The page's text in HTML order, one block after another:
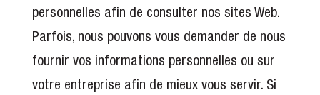
personnelles afin de consulter nos sites Web.
Parfois, nous pouvons vous demander de nous
fournir vos informations personnelles ou sur
votre entreprise afin de mieux vous servir. Si